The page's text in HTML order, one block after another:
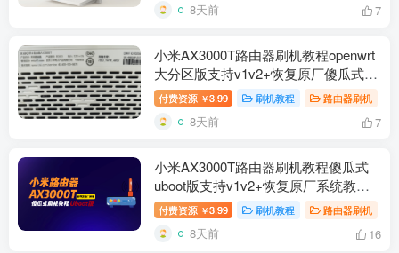
8天前 7
小米AX3000T路由器刷机教程openwrt
大分区版支持v1v2+恢复原厂傻瓜式
RD03/RD23
付费资源 ￥3.99 刷机教程 路由器刷机
8天前 7
小米AX3000T路由器刷机教程傻瓜式
uboot版支持v1v2+恢复原厂系统教程
RD03 RD23
付费资源 ￥3.99 刷机教程 路由器刷机
8天前 16